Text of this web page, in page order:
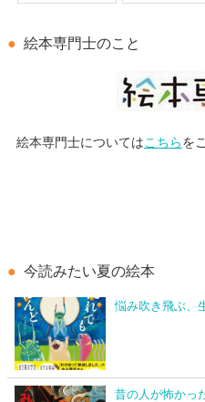
絵本専門士のこと
絵本専門士については こちら を
今読みたい夏の絵本
悩み吹き飛ぶ、
昔の人が怖かっ